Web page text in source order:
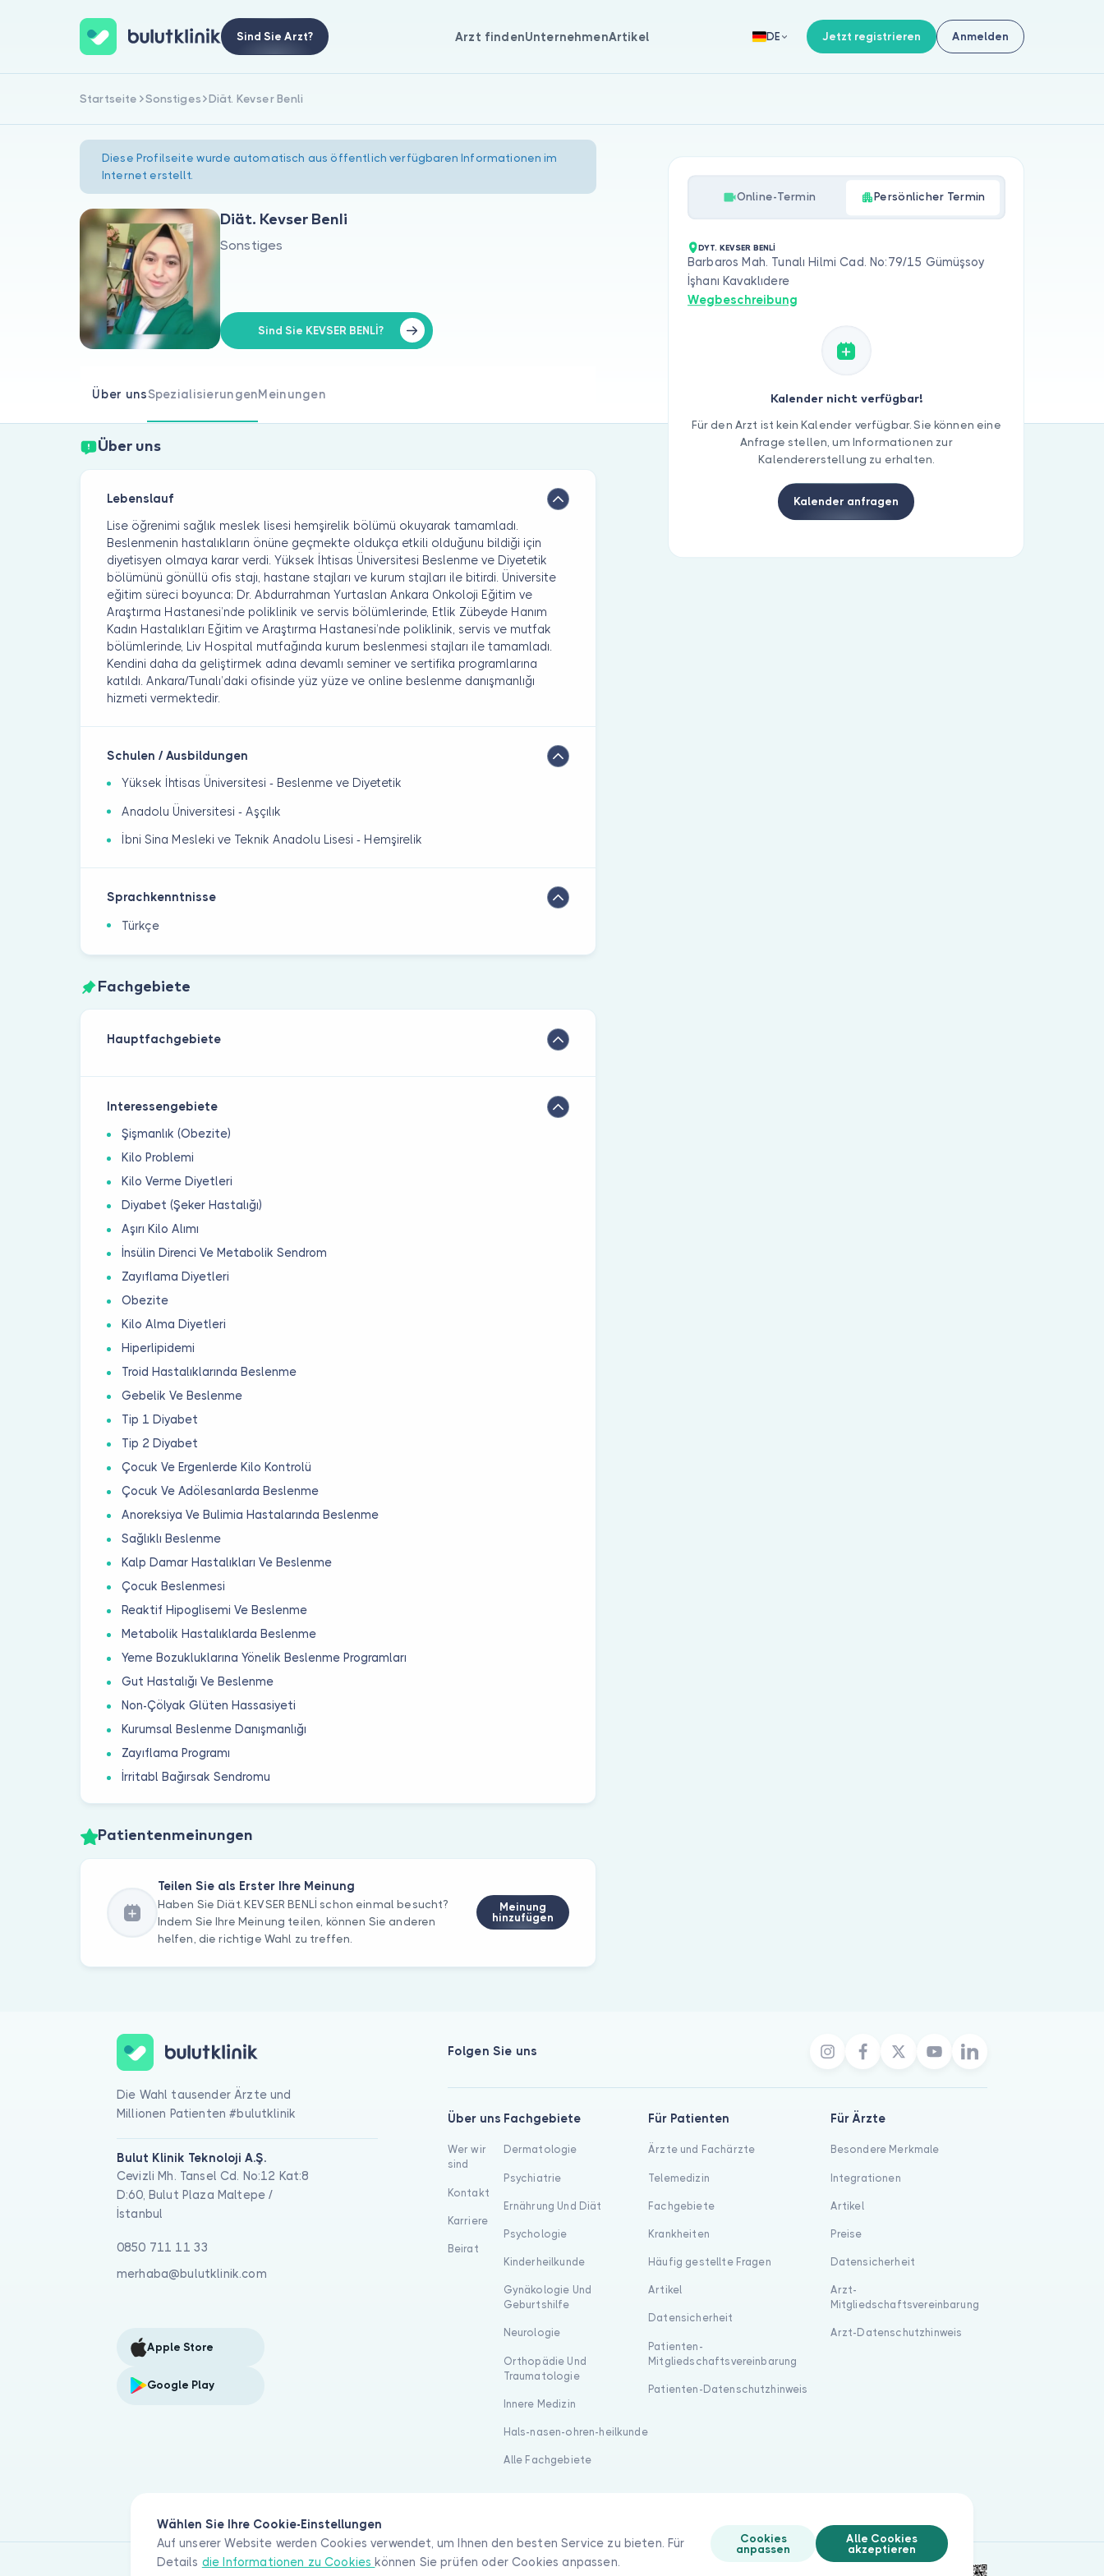
Sind Sie Arzt? Arzt findenUnternehmenArtikel DE Jetzt registrieren Anmelden
Startseite Sonstiges Diät. Kevser Benli
Diese Profilseite wurde automatisch aus öffentlich verfügbaren Informationen im
Internet erstellt.
Diät. Kevser Benli
Sonstiges
Sind Sie KEVSER BENLİ?
Über unsSpezialisierungenMeinungen
Über uns
Lebenslauf
Lise öğrenimi sağlık meslek lisesi hemşirelik bölümü okuyarak tamamladı.
Beslenmenin hastalıkların önüne geçmekte oldukça etkili olduğunu bildiği için
diyetisyen olmaya karar verdi. Yüksek İhtisas Üniversitesi Beslenme ve Diyetetik
bölümünü gönüllü ofis stajı, hastane stajları ve kurum stajları ile bitirdi. Üniversite
eğitim süreci boyunca; Dr. Abdurrahman Yurtaslan Ankara Onkoloji Eğitim ve
Araştırma Hastanesi’nde poliklinik ve servis bölümlerinde, Etlik Zübeyde Hanım
Kadın Hastalıkları Eğitim ve Araştırma Hastanesi’nde poliklinik, servis ve mutfak
bölümlerinde, Liv Hospital mutfağında kurum beslenmesi stajları ile tamamladı.
Kendini daha da geliştirmek adına devamlı seminer ve sertifika programlarına
katıldı. Ankara/Tunalı’daki ofisinde yüz yüze ve online beslenme danışmanlığı
hizmeti vermektedir.
Schulen / Ausbildungen
Yüksek İhtisas Üniversitesi - Beslenme ve Diyetetik
Anadolu Üniversitesi - Aşçılık
İbni Sina Mesleki ve Teknik Anadolu Lisesi - Hemşirelik
Sprachkenntnisse
Türkçe
Fachgebiete
Hauptfachgebiete
Interessengebiete
Şişmanlık (Obezite)
Kilo Problemi
Kilo Verme Diyetleri
Diyabet (Şeker Hastalığı)
Aşırı Kilo Alımı
İnsülin Direnci Ve Metabolik Sendrom
Zayıflama Diyetleri
Obezite
Kilo Alma Diyetleri
Hiperlipidemi
Troid Hastalıklarında Beslenme
Gebelik Ve Beslenme
Tip 1 Diyabet
Tip 2 Diyabet
Çocuk Ve Ergenlerde Kilo Kontrolü
Çocuk Ve Adölesanlarda Beslenme
Anoreksiya Ve Bulimia Hastalarında Beslenme
Sağlıklı Beslenme
Kalp Damar Hastalıkları Ve Beslenme
Çocuk Beslenmesi
Reaktif Hipoglisemi Ve Beslenme
Metabolik Hastalıklarda Beslenme
Yeme Bozukluklarına Yönelik Beslenme Programları
Gut Hastalığı Ve Beslenme
Non-Çölyak Glüten Hassasiyeti
Kurumsal Beslenme Danışmanlığı
Zayıflama Programı
İrritabl Bağırsak Sendromu
Patientenmeinungen
Teilen Sie als Erster Ihre Meinung
Haben Sie Diät. KEVSER BENLİ schon einmal besucht?
Indem Sie Ihre Meinung teilen, können Sie anderen
helfen, die richtige Wahl zu treffen.
Meinung
hinzufügen
Online-Termin Persönlicher Termin
DYT. KEVSER BENLİ
Barbaros Mah. Tunalı Hilmi Cad. No:79/15 Gümüşsoy
İşhanı Kavaklıdere
Wegbeschreibung
Kalender nicht verfügbar!
Für den Arzt ist kein Kalender verfügbar. Sie können eine
Anfrage stellen, um Informationen zur
Kalendererstellung zu erhalten.
Kalender anfragen
Wählen Sie Ihre Cookie-Einstellungen
Auf unserer Website werden Cookies verwendet, um Ihnen den besten Service zu bieten. Für
Details die Informationen zu Cookies können Sie prüfen oder Cookies anpassen.
Cookies
anpassen
Alle Cookies
akzeptieren
Die Wahl tausender Ärzte und
Millionen Patienten #bulutklinik
Bulut Klinik Teknoloji A.Ş.
Cevizli Mh. Tansel Cd. No:12 Kat:8
D:60, Bulut Plaza Maltepe /
İstanbul
0850 711 11 33
merhaba@bulutklinik.com
Apple Store
Google Play
Folgen Sie uns
Über uns
Wer wir
sind
Kontakt
Karriere
Beirat
Fachgebiete
Dermatologie
Psychiatrie
Ernährung Und Diät
Psychologie
Kinderheilkunde
Gynäkologie Und
Geburtshilfe
Neurologie
Orthopädie Und
Traumatologie
Innere Medizin
Hals-nasen-ohren-heilkunde
Alle Fachgebiete
Für Patienten
Ärzte und Fachärzte
Telemedizin
Fachgebiete
Krankheiten
Häufig gestellte Fragen
Artikel
Datensicherheit
Patienten-
Mitgliedschaftsvereinbarung
Patienten-Datenschutzhinweis
Für Ärzte
Besondere Merkmale
Integrationen
Artikel
Preise
Datensicherheit
Arzt-
Mitgliedschaftsvereinbarung
Arzt-Datenschutzhinweis